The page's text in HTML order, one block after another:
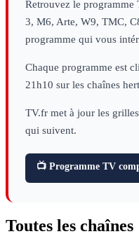
Retrouvez le programme
3, M6, Arte, W9, TMC,
programme qui vous
Chaque programme est
21h10 sur les chaînes
TV.fr met à jour les
qui suivent.
📺 Programme TV
Toutes les chaînes